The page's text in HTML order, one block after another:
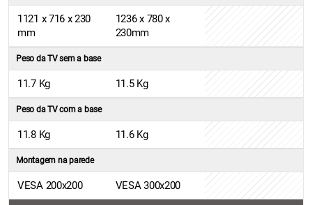
1121 x 716 x 230
mm
1236 x 780 x
230mm
Peso da TV sem a base
11.7 Kg 11.5 Kg
Peso da TV com a base
11.8 Kg 11.6 Kg
Montagem na parede
VESA 200x200 VESA 300x200